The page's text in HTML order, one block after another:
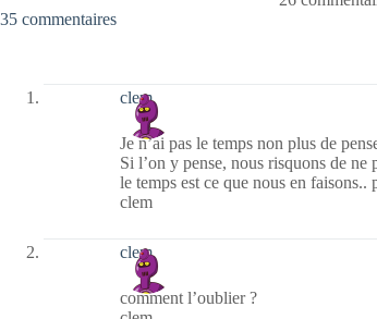
35 commentaires
clem
Je n’ai pas le temps non plus de
Si l’on y pense, nous risquons de ne
le temps est ce que nous en faisons..
clem
clem
comment l’oublier ?